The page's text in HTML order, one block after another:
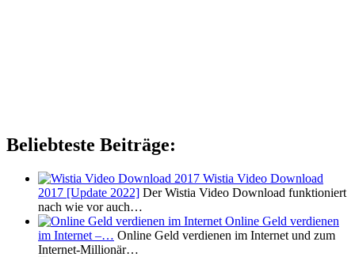
Beliebteste Beiträge:
Wistia Video Download
2017 [Update 2022] Der Wistia Video Download funktioniert
nach wie vor auch…
Online Geld verdienen
im Internet –… Online Geld verdienen im Internet und zum
Internet-Millionär…